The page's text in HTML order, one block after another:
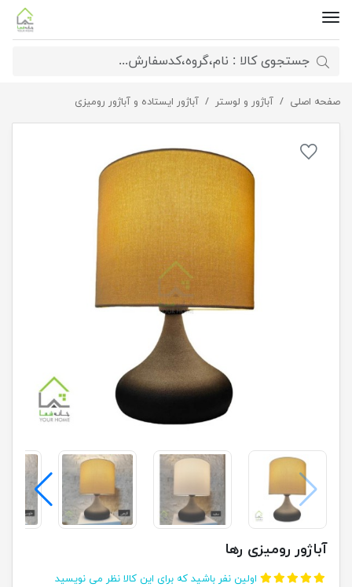
صفحه اصلی آباژور و لوستر آباژور ایستاده و آباژور رومیزی آباژور رومیزی رها
آباژور رومیزی رها
اولین نفر باشید که برای این کالا نظر می نویسید